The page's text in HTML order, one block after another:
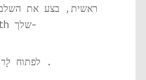
ראשית, בצע את
ההתקן של מתאם ה- Bluetooth שלך-
לפתוח .